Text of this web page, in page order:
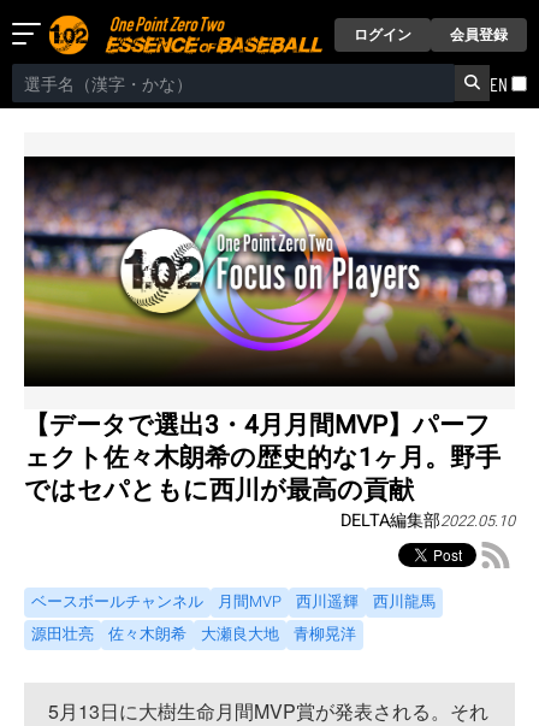
ログイン 会員登録
EN
【データで選出3・4月月間MVP】パーフ
ェクト佐々木朗希の歴史的な1ヶ月。野手
ではセパともに西川が最高の貢献
DELTA編集部2022.05.10
ベースボールチャンネル 月間MVP 西川遥輝
西川龍馬
源田壮亮
佐々木朗希 大瀬良大地 青柳晃洋
5月13日に大樹生命月間MVP賞が発表される。それ